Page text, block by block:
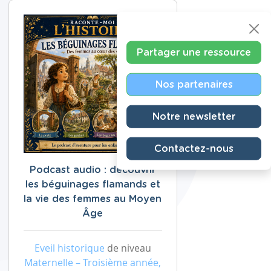
Podcast audio : découvrir
les béguinages flamands et
la vie des femmes au Moyen
Âge
Eveil historique de niveau
Maternelle – Troisième année,
Partager une ressource
Nos partenaires
Notre newsletter
Contactez-nous